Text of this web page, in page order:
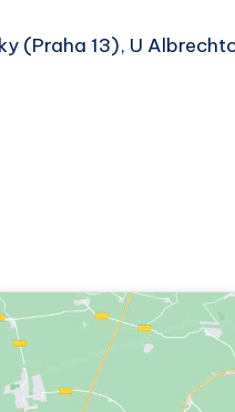
(Praha 13), U